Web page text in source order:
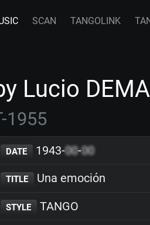
SCAN TANGOLINK
Lucio
1955
DATE 1943-00-00
TITLE Una emoción
STYLE TANGO